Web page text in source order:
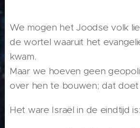
We mogen het Joodse volk
de wortel waaruit het
kwam.
Maar we hoeven geen
over hen te bouwen; dat doet
Het ware Israël in de eindtijd is: